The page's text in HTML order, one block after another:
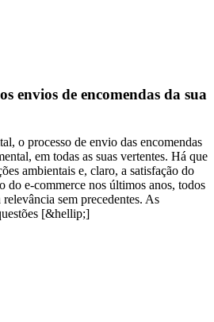
envios de encomendas da sua
o processo de envio das encomendas
em todas as suas vertentes. Há que
ambientais e, claro, a satisfação do
do e-commerce nos últimos anos, todos
relevância sem precedentes. As
[&hellip;]